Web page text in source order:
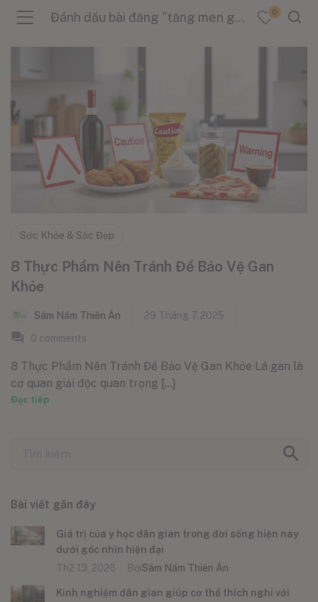
(Sản Phẩm )
(Danh Mục )
Đánh dấu bài đăng "tăng men gan" 0
Sức Khỏe & Sắc Đẹp
8 Thực Phẩm Nên Tránh Để Bảo Vệ Gan
Khỏe
Sâm Nấm Thiên Ân
29 Tháng 7, 2025
0 comments
8 Thực Phẩm Nên Tránh Để Bảo Vệ Gan Khỏe Lá gan là
cơ quan giải độc quan trọng [...]
Đọc tiếp
Bài viết gần đây
Giá trị của y học dân gian trong đời sống hiện nay
dưới góc nhìn hiện đại
Th2 13, 2026
BởiSâm Nấm Thiên Ân
Kinh nghiệm dân gian giúp cơ thể thích nghi với